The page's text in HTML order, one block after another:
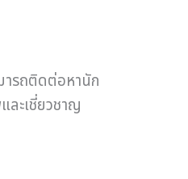
ารถติดต่อหานัก
ละเชี่ยวชาญ